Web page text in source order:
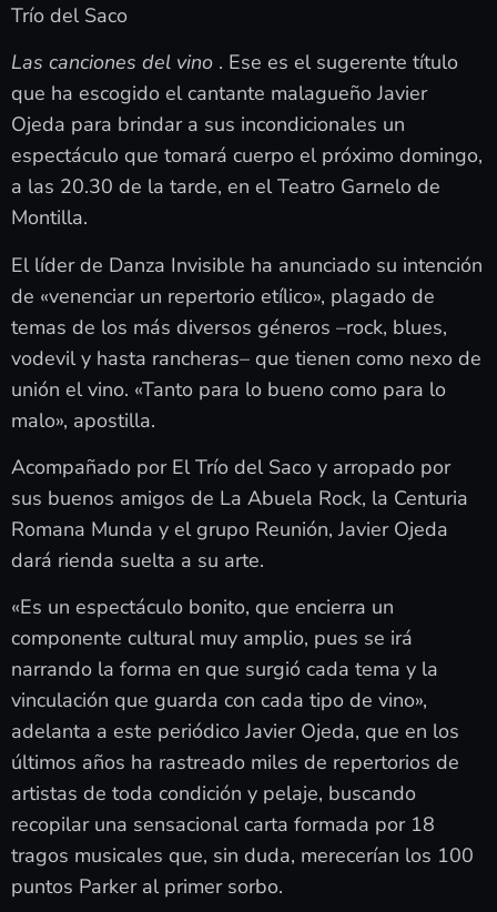
Trío del Saco
Las canciones del vino . Ese es el sugerente título
que ha escogido el cantante malagueño Javier
Ojeda para brindar a sus incondicionales un
espectáculo que tomará cuerpo el próximo domingo,
a las 20.30 de la tarde, en el Teatro Garnelo de
Montilla.
El líder de Danza Invisible ha anunciado su intención
de «venenciar un repertorio etílico», plagado de
temas de los más diversos géneros –rock, blues,
vodevil y hasta rancheras– que tienen como nexo de
unión el vino. «Tanto para lo bueno como para lo
malo», apostilla.
Acompañado por El Trío del Saco y arropado por
sus buenos amigos de La Abuela Rock, la Centuria
Romana Munda y el grupo Reunión, Javier Ojeda
dará rienda suelta a su arte.
«Es un espectáculo bonito, que encierra un
componente cultural muy amplio, pues se irá
narrando la forma en que surgió cada tema y la
vinculación que guarda con cada tipo de vino»,
adelanta a este periódico Javier Ojeda, que en los
últimos años ha rastreado miles de repertorios de
artistas de toda condición y pelaje, buscando
recopilar una sensacional carta formada por 18
tragos musicales que, sin duda, merecerían los 100
puntos Parker al primer sorbo.